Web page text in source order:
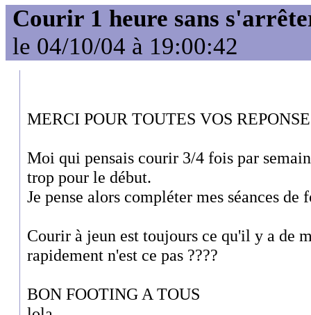
Courir 1 heure sans
le 04/10/04 à 19:00:42
MERCI POUR TOUTES VOS
Moi qui pensais courir 3/4 fois par
trop pour le début.
Je pense alors compléter mes séances de
Courir à jeun est toujours ce qu'il y a de
rapidement n'est ce pas ????
BON FOOTING A TOUS